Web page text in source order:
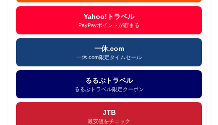
Yahoo!トラベル
PayPayポイントが貯まる
一休.com
一休.com限定タイムセール
るるぶトラベル
るるぶトラベル限定クーポン
JTB
最安値をチェック